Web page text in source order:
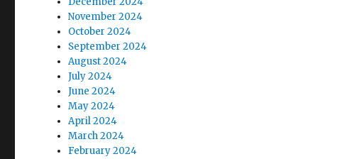
November 2024
October 2024
September 2024
August 2024
July 2024
June 2024
May 2024
April 2024
March 2024
February 2024